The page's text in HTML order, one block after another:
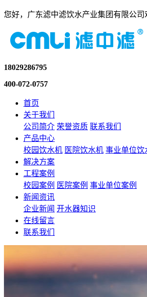
您好，广东滤中滤饮水产业集团有限公司
18029286795
400-072-0757
首页
关于我们
公司简介 荣誉资质 联系我们
产品中心
校园饮水机 医院饮水机 事业单位饮
解决方案
工程案例
校园案例
医院案例 事业单位案例
新闻资讯
企业新闻 开水器知识
在线留言
联系我们